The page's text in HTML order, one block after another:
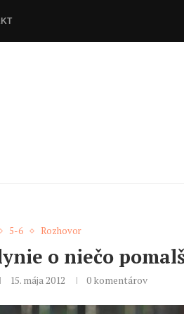
5-6 Rozhovor
o niečo
15. mája 2012 0 komentárov